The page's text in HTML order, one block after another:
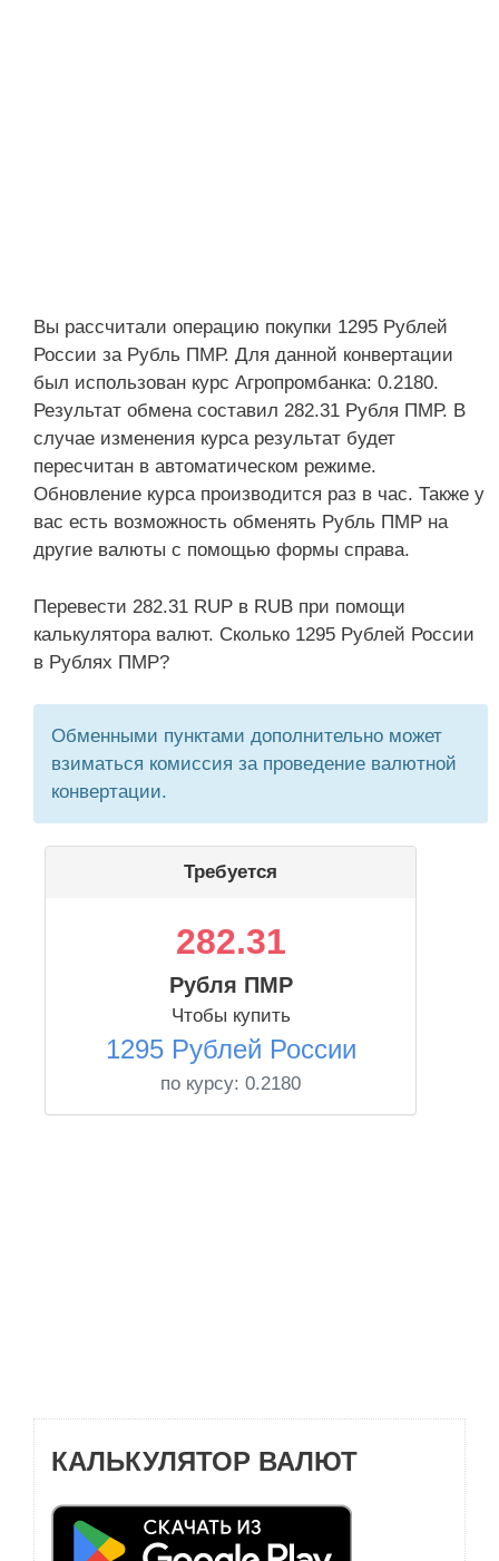
Вы рассчитали операцию покупки 1295 Рублей
России за Рубль ПМР. Для данной конвертации
был использован курс Агропромбанка: 0.2180.
Результат обмена составил 282.31 Рубля ПМР. В
случае изменения курса результат будет
пересчитан в автоматическом режиме.
Обновление курса производится раз в час. Также у
вас есть возможность обменять Рубль ПМР на
другие валюты с помощью формы справа.
Перевести 282.31 RUP в RUB при помощи
калькулятора валют. Сколько 1295 Рублей России
в Рублях ПМР?
Обменными пунктами дополнительно может
взиматься комиссия за проведение валютной
конвертации.
Требуется
282.31
Рубля ПМР
Чтобы купить
1295 Рублей России
по курсу: 0.2180
КАЛЬКУЛЯТОР ВАЛЮТ